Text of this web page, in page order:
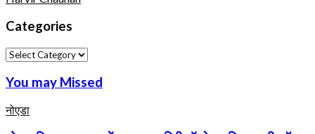
Categories
Categories
You may Missed
नोएडा